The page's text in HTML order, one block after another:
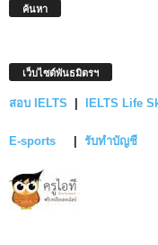
ค้นหา
เว็บไซต์พันธมิตรฯ
สอบ IELTS IELTS Life
E-sports รับทำบัญชี